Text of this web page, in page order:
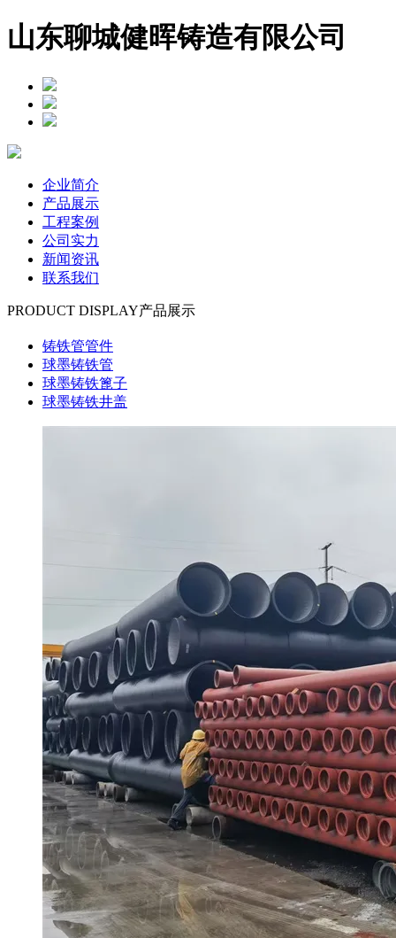
山东聊城健晖铸造有限公司
企业简介
产品展示
工程案例
公司实力
新闻资讯
联系我们
PRODUCT DISPLAY产品展示
铸铁管管件
球墨铸铁管
球墨铸铁篦子
球墨铸铁井盖